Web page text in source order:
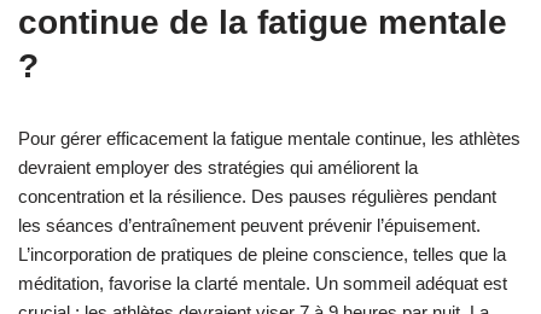
continue de la fatigue mentale
?
Pour gérer efficacement la fatigue mentale continue, les athlètes
devraient employer des stratégies qui améliorent la
concentration et la résilience. Des pauses régulières pendant
les séances d’entraînement peuvent prévenir l’épuisement.
L’incorporation de pratiques de pleine conscience, telles que la
méditation, favorise la clarté mentale. Un sommeil adéquat est